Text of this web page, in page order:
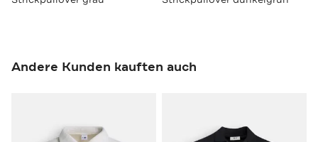
Andere Kunden kauften auch